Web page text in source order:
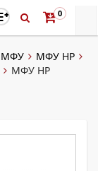
0
МФУ
МФУ HP
МФУ HP